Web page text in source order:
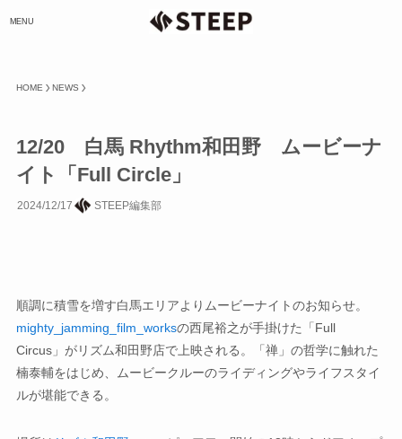
MENU
HOME NEWS
12/20 白馬 Rhythm和田野 ムービーナ
イト「Full Circle」
2024/12/17 STEEP編集部
順調に積雪を増す白馬エリアよりムービーナイトのお知らせ。
mighty_jamming_film_worksの西尾裕之が手掛けた「Full
Circus」がリズム和田野店で上映される。「禅」の哲学に触れた
楠泰輔をはじめ、ムービークルーのライディングやライフスタイ
ルが堪能できる。